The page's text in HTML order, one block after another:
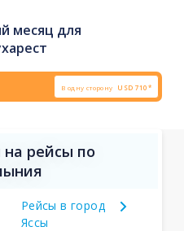
месяц для
В одну сторону USD 710*
рейсы по
Рейсы в город
Яссы